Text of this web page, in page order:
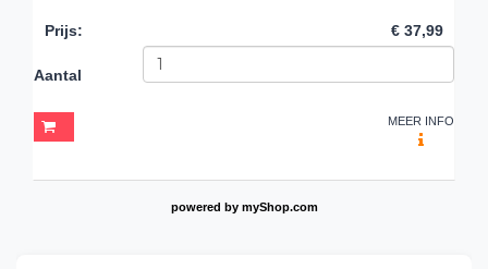
Prijs: € 37,99
Aantal
MEER INFO
powered by myShop.com